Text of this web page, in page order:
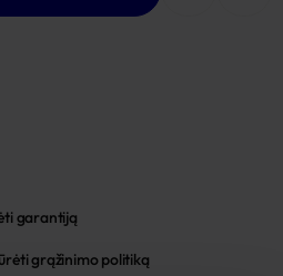
garantiją
grąžinimo politiką